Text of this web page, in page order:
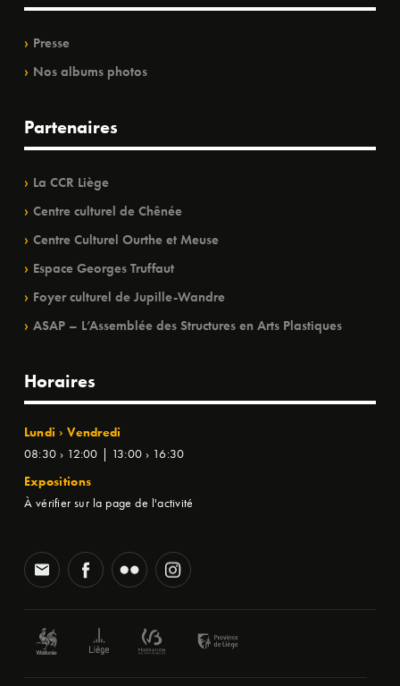
Presse
Nos albums photos
Partenaires
La CCR Liège
Centre culturel de Chênée
Centre Culturel Ourthe et Meuse
Espace Georges Truffaut
Foyer culturel de Jupille-Wandre
ASAP – L’Assemblée des Structures en Arts Plastiques
Horaires
Lundi › Vendredi
08:30 › 12:00 | 13:00 › 16:30
Expositions
À vérifier sur la page de l'activité